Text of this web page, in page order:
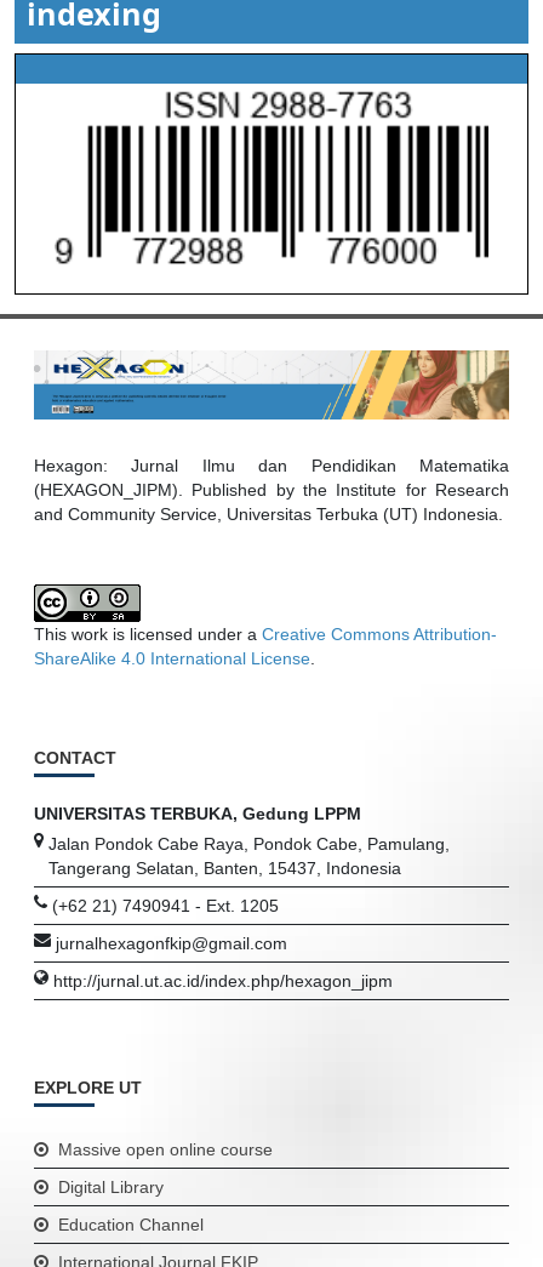
indexing
Hexagon: Jurnal Ilmu dan Pendidikan Matematika
(HEXAGON_JIPM). Published by the Institute for Research
and Community Service, Universitas Terbuka (UT) Indonesia.
This work is licensed under a Creative Commons Attribution-
ShareAlike 4.0 International License
CONTACT
UNIVERSITAS TERBUKA, Gedung LPPM
Jalan Pondok Cabe Raya, Pondok Cabe, Pamulang,
Tangerang Selatan, Banten, 15437, Indonesia
(+62 21) 7490941 - Ext. 1205
jurnalhexagonfkip@gmail.com
http://jurnal.ut.ac.id/index.php/hexagon_jipm
EXPLORE UT
Massive open online course
Digital Library
Education Channel
International Journal FKIP